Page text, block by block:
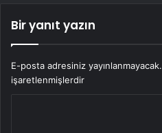
Bir yanıt yazın
E-posta adresiniz yayınlanmayacak.
işaretlenmişlerdir